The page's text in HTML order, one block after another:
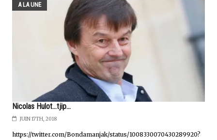
A LA UNE
Nicolas Hulot...tjip...
JUIN 17TH, 2018
https://twitter.com/Bondamanjak/status/1008330070430289920?